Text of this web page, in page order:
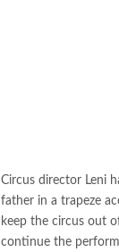
Circus director Leni
father in a trapeze
keep the circus out
continue the